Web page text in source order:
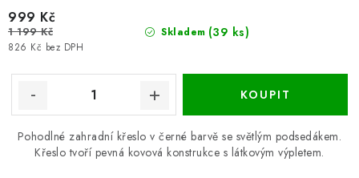
Skladem (39 ks)
826 Kč bez DPH
999 Kč
1 199 Kč
Pohodlné zahradní křeslo v černé barvě se světlým podsedákem.
Křeslo tvoří pevná kovová konstrukce s látkovým výpletem.